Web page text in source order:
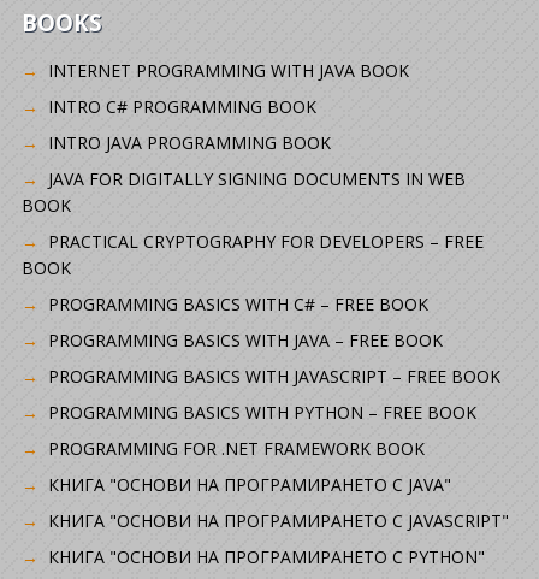
BOOKS
INTERNET PROGRAMMING WITH JAVA BOOK
INTRO C# PROGRAMMING BOOK
INTRO JAVA PROGRAMMING BOOK
JAVA FOR DIGITALLY SIGNING DOCUMENTS IN WEB
BOOK
PRACTICAL CRYPTOGRAPHY FOR DEVELOPERS – FREE
BOOK
PROGRAMMING BASICS WITH C# – FREE BOOK
PROGRAMMING BASICS WITH JAVA – FREE BOOK
PROGRAMMING BASICS WITH JAVASCRIPT – FREE BOOK
PROGRAMMING BASICS WITH PYTHON – FREE BOOK
PROGRAMMING FOR .NET FRAMEWORK BOOK
КНИГА "ОСНОВИ НА ПРОГРАМИРАНЕТО С JAVA"
КНИГА "ОСНОВИ НА ПРОГРАМИРАНЕТО С JAVASCRIPT"
КНИГА "ОСНОВИ НА ПРОГРАМИРАНЕТО С PYTHON"